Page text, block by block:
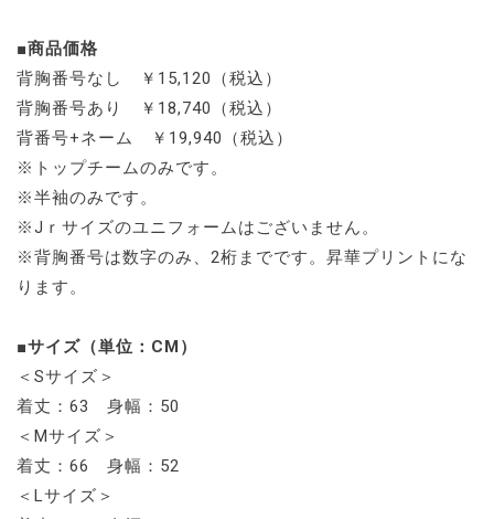
■商品価格
背胸番号なし ￥15,120（税込）
背胸番号あり ￥18,740（税込）
背番号+ネーム ￥19,940（税込）
※トップチームのみです。
※半袖のみです。
※Jｒサイズのユニフォームはございません。
※背胸番号は数字のみ、2桁までです。昇華プリントにな
ります。
■サイズ（単位：CM）
＜Sサイズ＞
着丈：63 身幅：50
＜Mサイズ＞
着丈：66 身幅：52
＜Lサイズ＞